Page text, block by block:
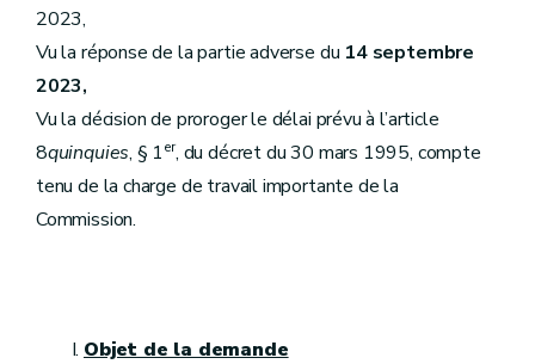
2023,
Vu la réponse de la partie adverse du 14 septembre
2023,
Vu la décision de proroger le délai prévu à l’article
8quinquies, § 1er, du décret du 30 mars 1995, compte
tenu de la charge de travail importante de la
Commission.
Objet de la demande